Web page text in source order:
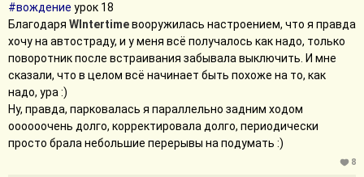
#вождение урок 18
Благодаря WIntertimeвооружилась настроением, что я правда
хочу на автостраду, и у меня всё получалось как надо, только
поворотник после встраивания забывала выключить. И мне
сказали, что в целом всё начинает быть похоже на то, как
надо, ура :)
Ну, правда, парковалась я параллельно задним ходом
оооооочень долго, корректировала долго, периодически
просто брала небольшие перерывы на подумать :)
8